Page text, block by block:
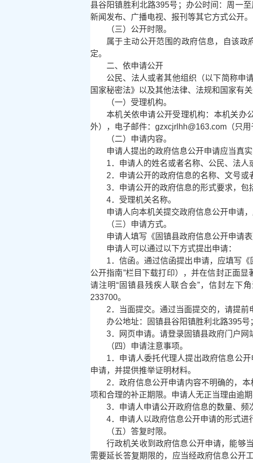
县谷阳镇胜利北路395号；办公时间：周一
新闻发布、广播电视、报刊等其它方式公开。
（三）公开时限。
属于主动公开范围的政府信息，自该
定。
二、依申请公开
公民、法人或者其他组织（以下简称申
国家秘密法》以及其他法律、法规和国家有
（一）受理机构。
本机关依申请公开受理机构：本机关办
外），电子邮件：gzxcjrlhh@163.com（只
（二）申请内容。
申请人提出的政府信息公开申请应当真实
1．申请人的姓名或者名称、公民、法人
2．申请公开的政府信息的名称、文号或
3．申请公开的政府信息的形式要求，包
4．受理机关名称。
申请人向本机关提交政府信息公开申请
（三）申请方式。
申请人填写《固镇县政府信息公开申请
申请人可以通过以下方式提出申请：
1．信函。通过信函提出申请，应填写
公开指南”栏目下载打印），并在信封正面
请注明“固镇县残疾人联合会”，信封左下
233700。
2．当面提交。通过当面提交的，请提前
办公地址：固镇县谷阳镇胜利北路395
3．
网页申请。请登录固镇县政府门户网
（四）申请注意事项。
1．申请人委托代理人提出政府信息公
申请，并提供推举证明材料。
2．政府信息公开申请内容不明确的，
项和合理的补正期限。申请人无正当理由逾
3．申请人申请公开政府信息的数量、频
4．申请人以政府信息公开申请的形式进
（五）答复时限。
行政机关收到政府信息公开申请，能够
需要延长答复期限的，应当经政府信息公开